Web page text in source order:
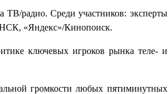
радио. Среди участников: эксперты
«Яндекс»/Кинопоиск.
ключевых игроков рынка теле- и
громкости любых пятиминутных